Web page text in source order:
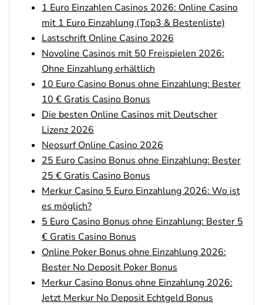
Betano Bonus
100% bis zu 80€
AGB gelten
4.8
Interwetten Bonus
100% bis 100€ Neukundenbonus
AGB gelten
Bwin Bonus
100% bis zu 100€
AGB gelten
bet-at-home Bonus
500 % QUOTENBOOST + 100€
BONUS
AGB gelten
4.6/5
Zum Sportwetten Bonusvergleich
1 Euro Einzahlen Casinos 2026: Online Casino
mit 1 Euro Einzahlung (Top3 & Bestenliste)
Lastschrift Online Casino 2026
Novoline Casinos mit 50 Freispielen 2026:
Ohne Einzahlung erhältlich
10 Euro Casino Bonus ohne Einzahlung: Bester
10 € Gratis Casino Bonus
Die besten Online Casinos mit Deutscher
Lizenz 2026
Neosurf Online Casino 2026
25 Euro Casino Bonus ohne Einzahlung: Bester
25 € Gratis Casino Bonus
Merkur Casino 5 Euro Einzahlung 2026: Wo ist
es möglich?
5 Euro Casino Bonus ohne Einzahlung: Bester 5
€ Gratis Casino Bonus
Online Poker Bonus ohne Einzahlung 2026:
Bester No Deposit Poker Bonus
Merkur Casino Bonus ohne Einzahlung 2026:
Jetzt Merkur No Deposit Echtgeld Bonus